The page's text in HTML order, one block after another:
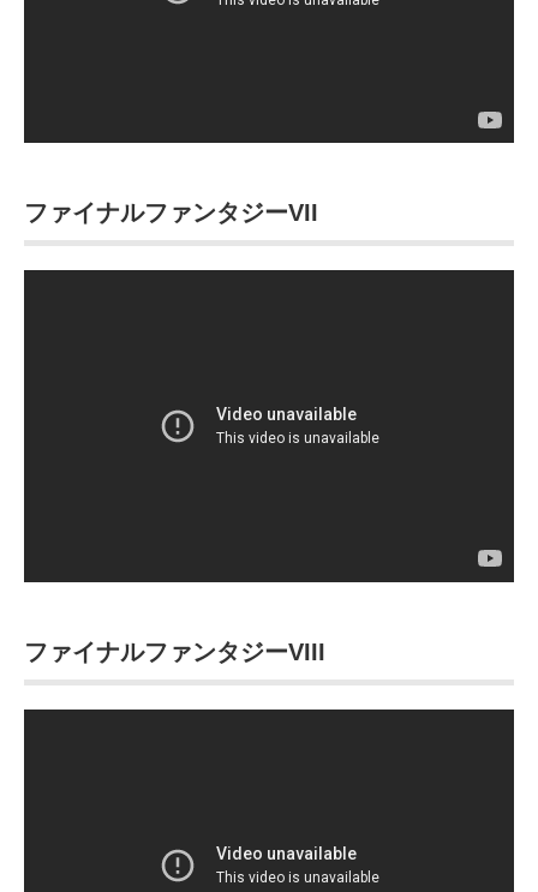
ファイナルファンタジーVII
ファイナルファンタジーVIII